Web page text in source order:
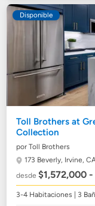
Disponible
Toll Brothers at
Collection
por Toll Brothers
173 Beverly, Irvine,
desde$1,572,000
3-4 Habitaciones | 3